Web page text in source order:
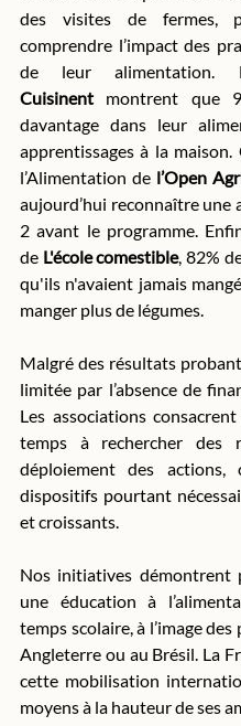
des visites de fermes,
comprendre l’impact des
de leur alimentation.
Cuisinent montrent que
davantage dans leur
apprentissages à la maison.
l’Alimentation de l’Open
aujourd’hui reconnaître une
2 avant le programme.
de L'école comestible, 82%
qu'ils n'avaient jamais
manger plus de légumes.
Malgré des résultats
limitée par l’absence de
Les associations
temps à rechercher des
déploiement des
dispositifs pourtant
et croissants.
Nos initiatives
une éducation à
temps scolaire, à l’image
Angleterre ou au Brésil. La
cette mobilisation
moyens à la hauteur de ses